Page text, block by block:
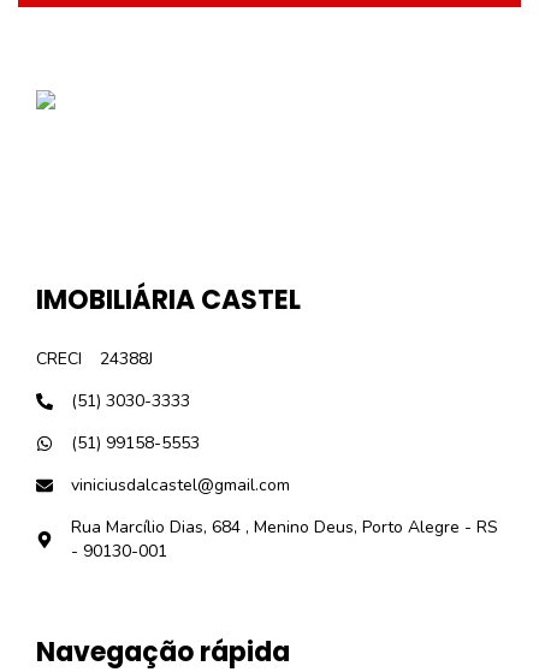
IMOBILIÁRIA CASTEL
CRECI
24388J
(51) 3030-3333
(51) 99158-5553
viniciusdalcastel@gmail.com
Rua Marcílio Dias, 684 , Menino Deus, Porto Alegre - RS
- 90130-001
Navegação rápida